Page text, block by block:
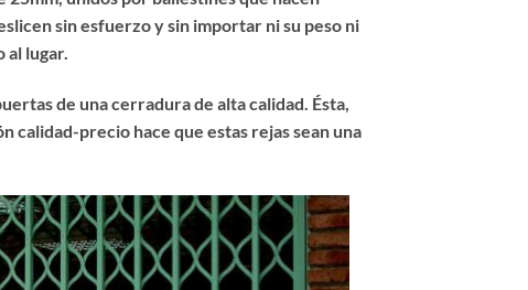
sin esfuerzo y sin importar ni su peso ni
al lugar.
de una cerradura de alta calidad. Ésta,
calidad-precio hace que estas rejas sean una